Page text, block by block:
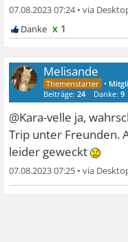
07.08.2023 07:24•
x 1
Melisande
•
Beiträge:24 Danke:9
@Kara-velle ja,
Trip unter Freunden.
leider geweckt
07.08.2023 07:25 •